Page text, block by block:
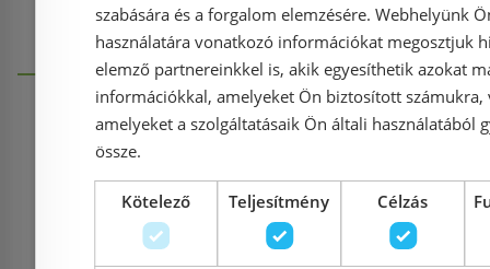
Információk
Házhozszállítás (1900 Ft-
szabására és a forgalom elemzésére. Webhelyünk
használatára vonatkozó információkat megosztjuk
elemző partnereinkkel is, akik egyesíthetik azokat
információkkal, amelyeket Ön biztosított számukra,
amelyeket a szolgáltatásaik Ön általi használatából
össze.
Kötelező Teljesítmény Célzás